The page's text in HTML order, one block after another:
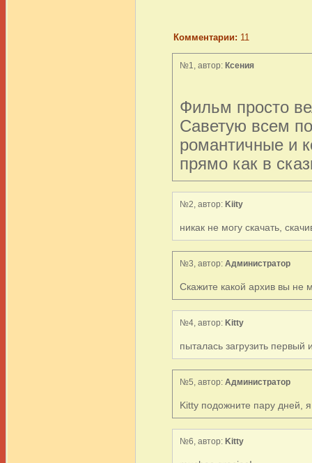
Комментарии: 11
№1, автор: Ксения
Фильм просто
Саветую всем
романтичные и
прямо как в
№2, автор: Kiity
никак не могу скачать,
№3, автор: Администратор
Скажите какой архив вы не
№4, автор: Kitty
пыталась загрузить
№5, автор: Администратор
Kitty подожните пару дней,
№6, автор: Kitty